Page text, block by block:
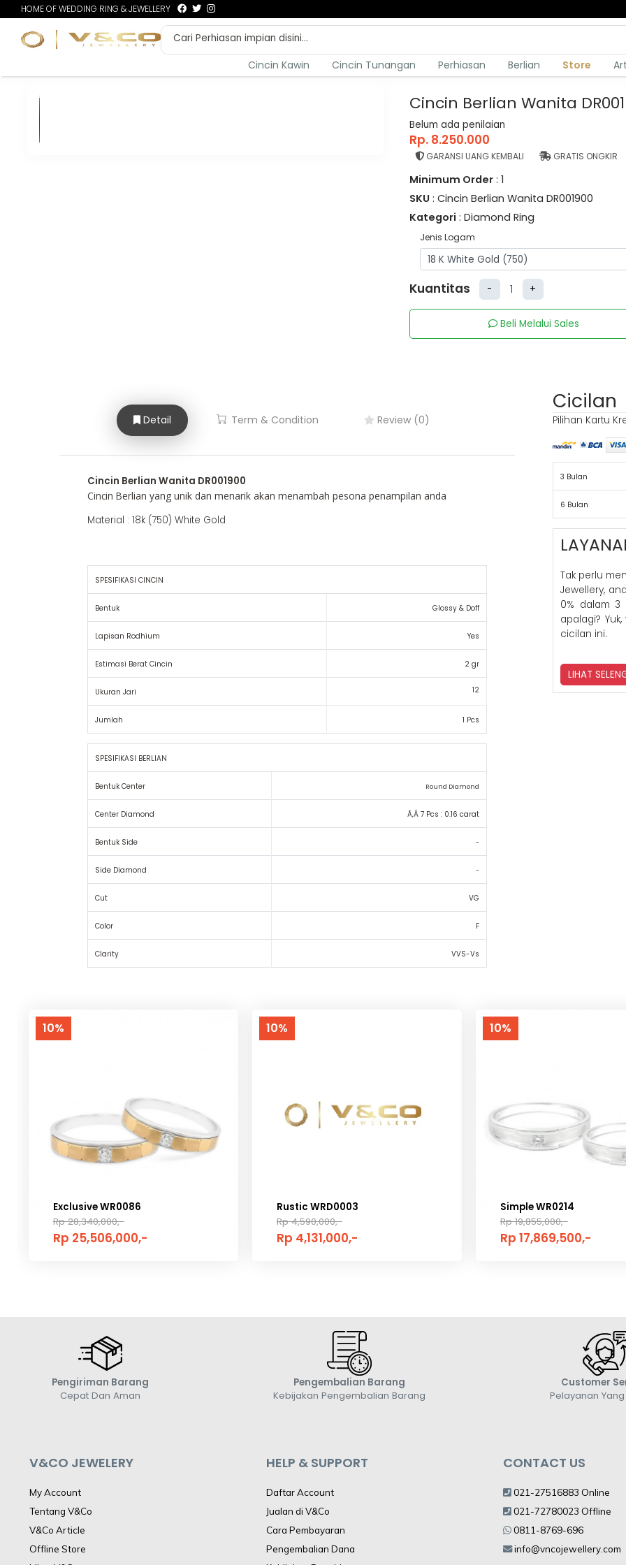
HOME OF WEDDING RING & JEWELLERY
Cincin Kawin Cincin Tunangan Perhiasan Berlian Store
Cincin Berlian Wanita
Belum ada penilaian
Rp. 8.250.000
GARANSI UANG KEMBALI GRATIS ONGKIR
Minimum Order: 1
SKU : Cincin Berlian Wanita DR001900
Kategori : Diamond Ring
Jenis Logam
Kuantitas - +
Beli Melalui Sales
Detail Term & Condition Review (0)
Cincin Berlian Wanita DR001900
Cincin Berlian yang unik dan menarik akan menambah pesona penampilan anda
Material : 18k (750) White Gold
SPESIFIKASI CINCIN
Bentuk Glossy & Doff
Lapisan Rodhium Yes
Estimasi Berat Cincin 2 gr
Ukuran Jari 12
Jumlah 1 Pcs
SPESIFIKASI BERLIAN
Bentuk Center Round Diamond
Center Diamond Ã‚Â 7 Pcs : 0.16 carat
Bentuk Side -
Side Diamond -
Cut VG
Color F
Clarity VVS-Vs
Cicilan
Pilihan Kartu
3 Bulan
6 Bulan
Tak perlu
Jewellery,
0% dalam 3
apalagi?
cicilan ini.
LIHAT
10%
Exclusive WR0086
Rp 28,340,000,-
Rp 25,506,000,-
10%
Rustic WRD0003
Rp 4,590,000,-
Rp 4,131,000,-
10%
Simple WR0214
Rp 19,855,000,-
Rp 17,869,500,-
Pengiriman Barang
Cepat Dan Aman
Pengembalian Barang
Kebijakan Pengembalian Barang
Customer
Pelayanan
V&CO JEWELERY
My Account
Tentang V&Co
V&Co Article
Offline Store
HELP & SUPPORT
Daftar Account
Jualan di V&Co
Cara Pembayaran
Pengembalian Dana
CONTACT US
021-27516883 Online
021-72780023 Offline
0811-8769-696
info@vncojewellery.com